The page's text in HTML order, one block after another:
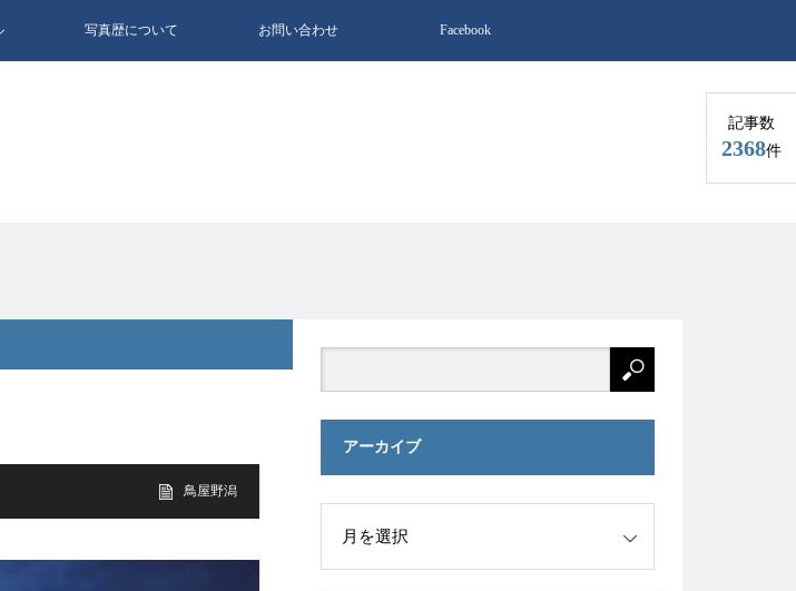
写真歴について お問い合わせ Facebook
記事数
2368件
鳥屋野潟
アーカイブ